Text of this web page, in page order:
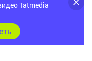
интересным в
Tatmedia